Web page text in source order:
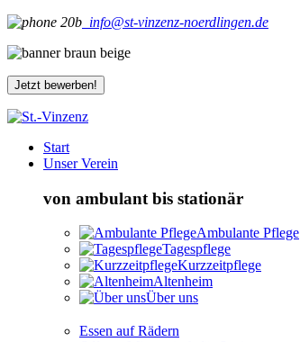
info@st-vinzenz-noerdlingen.de
Jetzt bewerben!
Start
Unser Verein
von ambulant bis stationär
Ambulante Pflege
Tagespflege
Kurzzeitpflege
Altenheim
Über uns
Essen auf Rädern